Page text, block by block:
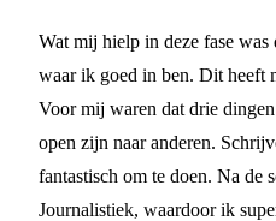
Wat mij hielp in deze fase
waar ik goed in ben. Dit heeft
Voor mij waren dat drie
open zijn naar anderen.
fantastisch om te doen. Na de
Journalistiek, waardoor ik